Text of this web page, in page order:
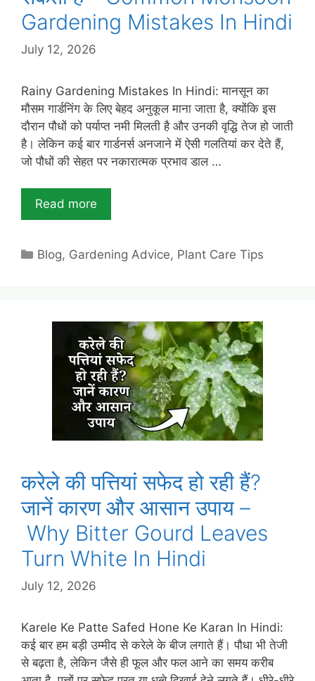
Gardening Mistakes In Hindi
July 12, 2026
Rainy Gardening Mistakes In Hindi: मानसून का
मौसम गार्डनिंग के लिए बेहद अनुकूल माना जाता है, क्योंकि इस
दौरान पौधों को पर्याप्त नमी मिलती है और उनकी वृद्धि तेज हो जाती
है। लेकिन कई बार गार्डनर्स अनजाने में ऐसी गलतियां कर देते हैं,
जो पौधों की सेहत पर नकारात्मक प्रभाव डाल …
Read more
Categories
Blog, Gardening Advice, Plant Care Tips
करेले की पत्तियां सफेद हो रही हैं?
जानें कारण और आसान उपाय –
Why Bitter Gourd Leaves
Turn White In Hindi
July 12, 2026
Karele Ke Patte Safed Hone Ke Karan In Hindi:
कई बार हम बड़ी उम्मीद से करेले के बीज लगाते हैं। पौधा भी तेजी
से बढ़ता है, लेकिन जैसे ही फूल और फल आने का समय करीब